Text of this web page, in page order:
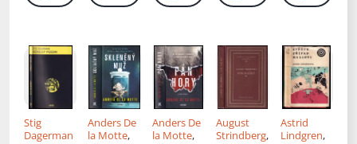
Stig
Dagerman
Anders De
la Motte,
Anders De
la Motte,
August
Strindberg,
Astrid
Lindgren,